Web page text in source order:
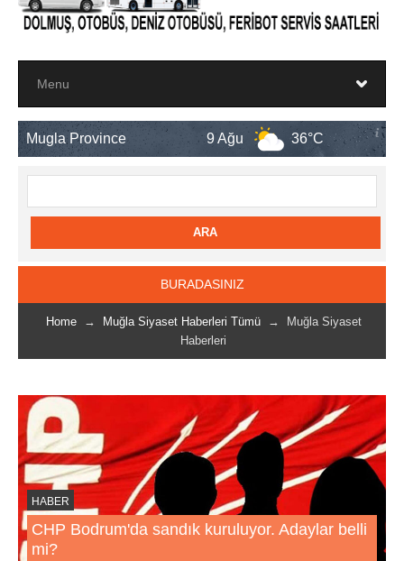
9 Ağu 36°C 10 Ağu
BURADASINIZ
Home→ Muğla Siyaset Haberleri Tümü→ Muğla Siyaset
Haberleri
HABER
CHP Bodrum'da sandık kuruluyor. Adaylar belli
mi?